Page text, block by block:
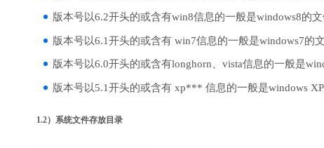
版本号以6.2开头的或含有win8信息的一般是windows8的
版本号以6.1开头的或含有 win7信息的一般是windows7的
版本号以6.0开头的或含有longhorn、vista信息的一般是
版本号以5.1开头的或含有 xp*** 信息的一般是windows
1.2）系统文件存放目录